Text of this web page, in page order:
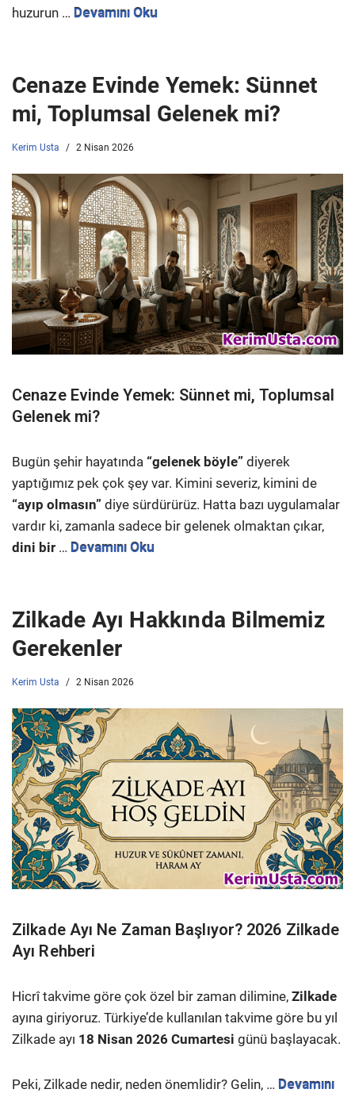
huzurun … Devamını Oku
Cenaze Evinde Yemek: Sünnet
mi, Toplumsal Gelenek mi?
Kerim Usta 2 Nisan 2026
Cenaze Evinde Yemek: Sünnet mi, Toplumsal
Gelenek mi?
Bugün şehir hayatında “gelenek böyle” diyerek
yaptığımız pek çok şey var. Kimini severiz, kimini de
“ayıp olmasın” diye sürdürürüz. Hatta bazı uygulamalar
vardır ki, zamanla sadece bir gelenek olmaktan çıkar,
dini bir … Devamını Oku
Zilkade Ayı Hakkında Bilmemiz
Gerekenler
Kerim Usta 2 Nisan 2026
Zilkade Ayı Ne Zaman Başlıyor? 2026 Zilkade
Ayı Rehberi
Hicrî takvime göre çok özel bir zaman dilimine, Zilkade
ayına giriyoruz. Türkiye’de kullanılan takvime göre bu yıl
Zilkade ayı 18 Nisan 2026 Cumartesi günü başlayacak.
Peki, Zilkade nedir, neden önemlidir? Gelin, … Devamını